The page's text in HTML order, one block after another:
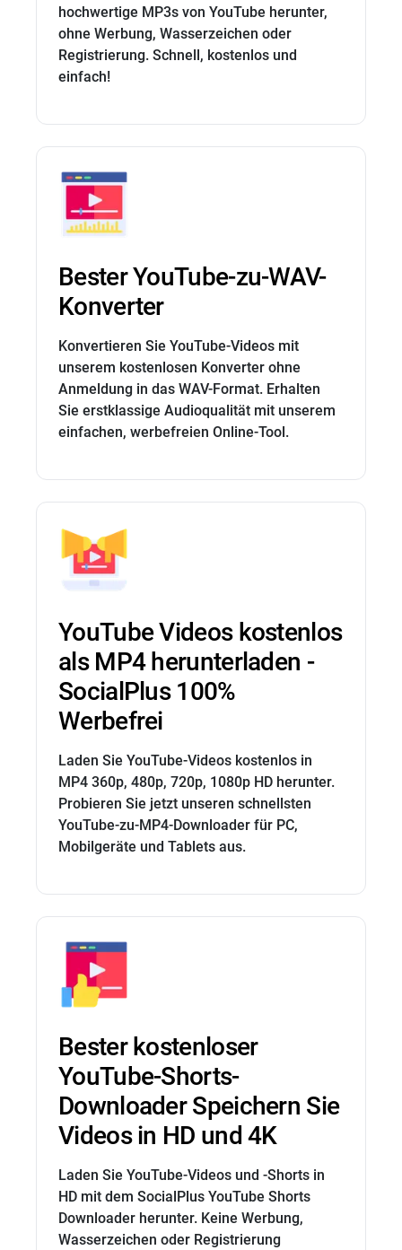
hochwertige MP3s von YouTube herunter,
ohne Werbung, Wasserzeichen oder
Registrierung. Schnell, kostenlos und
einfach!
Bester YouTube-zu-WAV-
Konverter
Konvertieren Sie YouTube-Videos mit
unserem kostenlosen Konverter ohne
Anmeldung in das WAV-Format. Erhalten
Sie erstklassige Audioqualität mit unserem
einfachen, werbefreien Online-Tool.
YouTube Videos kostenlos
als MP4 herunterladen -
SocialPlus 100%
Werbefrei
Laden Sie YouTube-Videos kostenlos in
MP4 360p, 480p, 720p, 1080p HD herunter.
Probieren Sie jetzt unseren schnellsten
YouTube-zu-MP4-Downloader für PC,
Mobilgeräte und Tablets aus.
Bester kostenloser
YouTube-Shorts-
Downloader Speichern Sie
Videos in HD und 4K
Laden Sie YouTube-Videos und -Shorts in
HD mit dem SocialPlus YouTube Shorts
Downloader herunter. Keine Werbung,
Wasserzeichen oder Registrierung